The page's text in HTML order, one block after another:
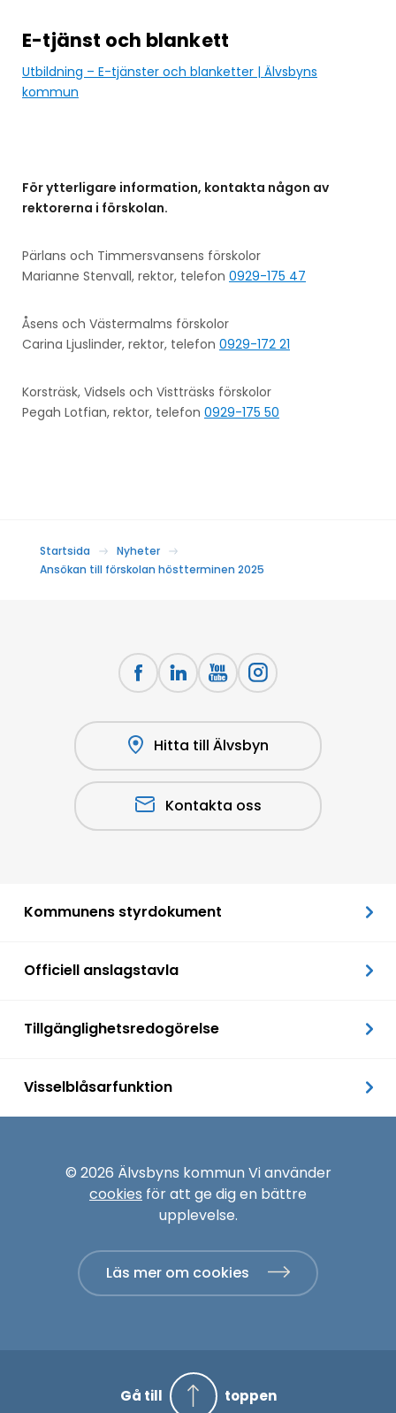
E-tjänst och blankett
Utbildning – E-tjänster och blanketter | Älvsbyns
kommun
För ytterligare information, kontakta någon av
rektorerna i förskolan.
Pärlans och Timmersvansens förskolor
Marianne Stenvall, rektor, telefon 0929-175 47
Åsens och Västermalms förskolor
Carina Ljuslinder, rektor, telefon 0929-172 21
Korsträsk, Vidsels och Vistträsks förskolor
Pegah Lotfian, rektor, telefon 0929-175 50
Startsida
Nyheter
Ansökan till förskolan höstterminen 2025
Hitta till Älvsbyn
Kontakta oss
Kommunens styrdokument
Officiell anslagstavla
Tillgänglighetsredogörelse
Visselblåsarfunktion
© 2026 Älvsbyns kommun Vi använder
cookies för att ge dig en bättre
upplevelse.
Läs mer om cookies
Gå till toppen